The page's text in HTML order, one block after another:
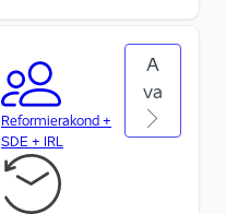
Reformierakond +
SDE + IRL
A
va